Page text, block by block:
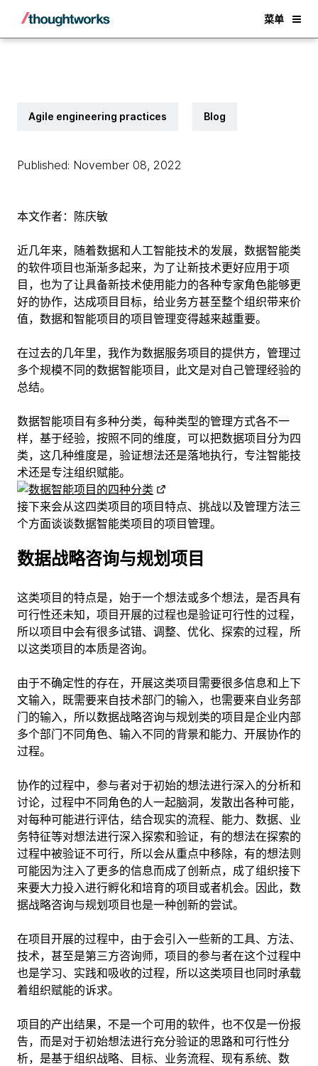
菜单
Back
Agile engineering practices Blog
Published: November 08, 2022
本文作者：陈庆敏
近几年来，随着数据和人工智能技术的发展，数据智能类
的软件项目也渐渐多起来，为了让新技术更好应用于项
目，也为了让具备新技术使用能力的各种专家角色能够更
好的协作，达成项目目标，给业务方甚至整个组织带来价
值，数据和智能项目的项目管理变得越来越重要。
在过去的几年里，我作为数据服务项目的提供方，管理过
多个规模不同的数据智能项目，此文是对自己管理经验的
总结。
数据智能项目有多种分类，每种类型的管理方式各不一
样，基于经验，按照不同的维度，可以把数据项目分为四
类，这几种维度是，验证想法还是落地执行，专注智能技
术还是专注组织赋能。
接下来会从这四类项目的项目特点、挑战以及管理方法三
个方面谈谈数据智能类项目的项目管理。
数据战略咨询与规划项目
这类项目的特点是，始于一个想法或多个想法，是否具有
可行性还未知，项目开展的过程也是验证可行性的过程，
所以项目中会有很多试错、调整、优化、探索的过程，所
以这类项目的本质是咨询。
由于不确定性的存在，开展这类项目需要很多信息和上下
文输入，既需要来自技术部门的输入，也需要来自业务部
门的输入，所以数据战略咨询与规划类的项目是企业内部
多个部门不同角色、输入不同的背景和能力、开展协作的
过程。
协作的过程中，参与者对于初始的想法进行深入的分析和
讨论，过程中不同角色的人一起脑洞，发散出各种可能，
对每种可能进行评估，结合现实的流程、能力、数据、业
务特征等对想法进行深入探索和验证，有的想法在探索的
过程中被验证不可行，所以会从重点中移除，有的想法则
可能因为注入了更多的信息而成了创新点，成了组织接下
来要大力投入进行孵化和培育的项目或者机会。因此，数
据战略咨询与规划项目也是一种创新的尝试。
在项目开展的过程中，由于会引入一些新的工具、方法、
技术，甚至是第三方咨询师，项目的参与者在这个过程中
也是学习、实践和吸收的过程，所以这类项目也同时承载
着组织赋能的诉求。
项目的产出结果，不是一个可用的软件，也不仅是一份报
告，而是对于初始想法进行充分验证的思路和可行性分
析，是基于组织战略、目标、业务流程、现有系统、数